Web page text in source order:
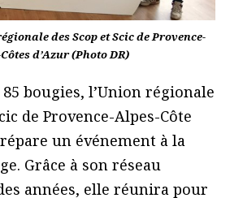
des Scop et Scic de Provence-
d’Azur (Photo DR)
bougies, l’Union régionale
de Provence-Alpes-Côte
un événement à la
Grâce à son réseau
années, elle réunira pour